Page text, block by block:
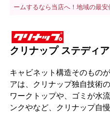
ームするなら当店へ！地域の最安
クリナップ ステディ
キャビネット構造そのもの
アは、クリナップ独自技術
ワークトップや、ゴミが水
ンクやなど、クリナップ自